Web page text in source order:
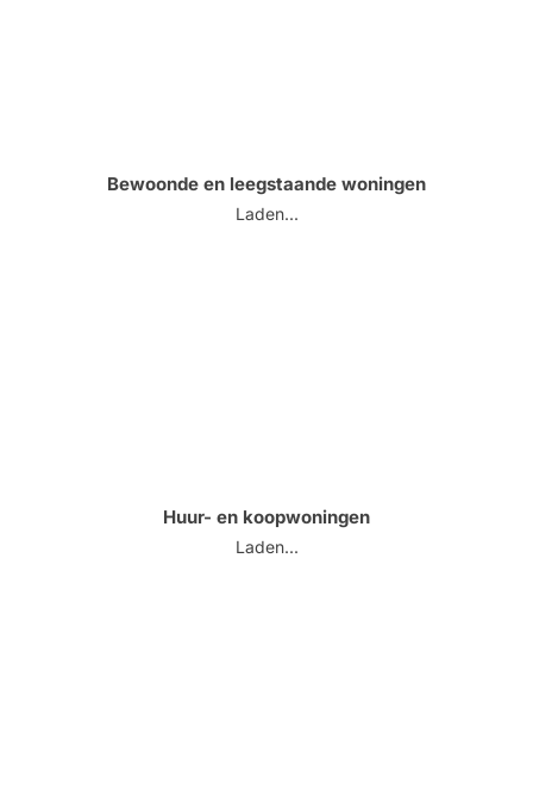
Bewoonde en leegstaande woningen
Laden...
Huur- en koopwoningen
Laden...